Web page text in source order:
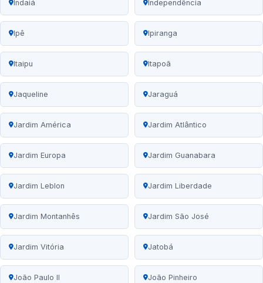
Indaiá Independência
Ipê Ipiranga
Itaipu Itapoã
Jaqueline Jaraguá
Jardim América Jardim Atlântico
Jardim Europa Jardim Guanabara
Jardim Leblon Jardim Liberdade
Jardim Montanhês Jardim São José
Jardim Vitória Jatobá
João Paulo II João Pinheiro